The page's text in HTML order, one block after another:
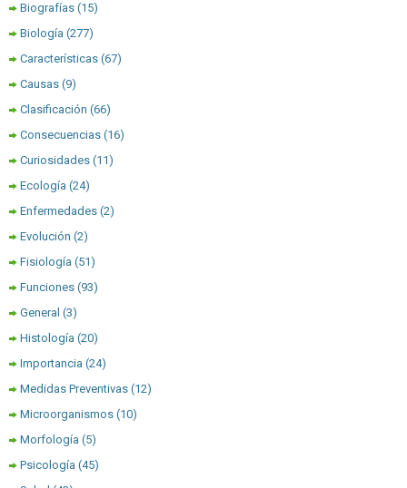
Biografías (15)
Biología (277)
Características (67)
Causas (9)
Clasificación (66)
Consecuencias (16)
Curiosidades (11)
Ecología (24)
Enfermedades (2)
Evolución (2)
Fisiología (51)
Funciones (93)
General (3)
Histología (20)
Importancia (24)
Medidas Preventivas (12)
Microorganismos (10)
Morfología (5)
Psicología (45)